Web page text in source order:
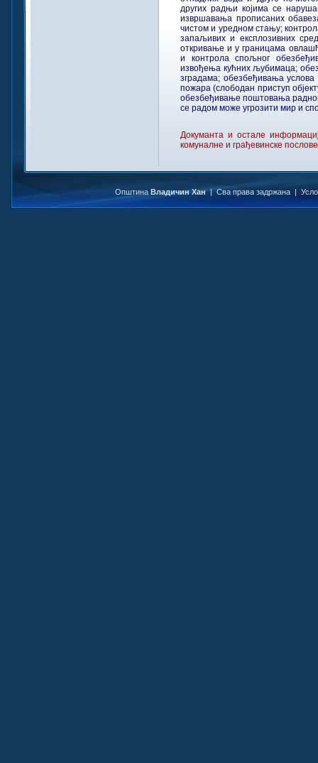
других радњи којима се
извршавања прописаних
чистом и уредном стању;
запаљивих и експлозивних
откривање и у границама
и контрола спољног
извођења кућних љубимаца;
зградама; обезбеђивања
пожара (слободан приступ
обезбеђивање поштовања радног
се радом може угрозити мир и
Докуманта и остале
комуналне и грађевинске
Општина Владичин Хан| Сва права задржана |